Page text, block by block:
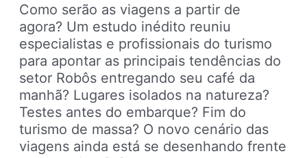
Como serão as viagens a partir de
agora? Um estudo inédito reuniu
especialistas e profissionais do turismo
para apontar as principais tendências do
setor Robôs entregando seu café da
manhã? Lugares isolados na natureza?
Testes antes do embarque? Fim do
turismo de massa? O novo cenário das
viagens ainda está se desenhando frente